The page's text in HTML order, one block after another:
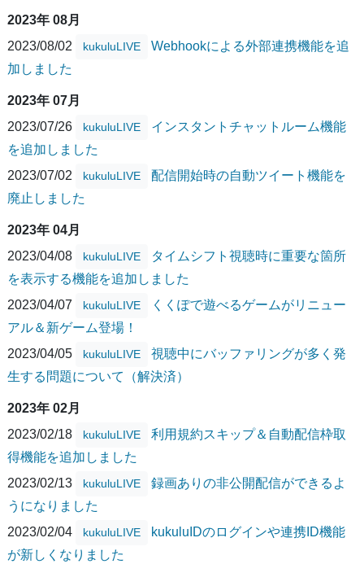
2023年 08月
2023/08/02
kukuluLIVE
Webhookによる外部連携機能を追
加しました
2023年 07月
2023/07/26
kukuluLIVE
インスタントチャットルーム機能
を追加しました
2023/07/02
kukuluLIVE
配信開始時の自動ツイート機能を
廃止しました
2023年 04月
2023/04/08
kukuluLIVE
タイムシフト視聴時に重要な箇所
を表示する機能を追加しました
2023/04/07
kukuluLIVE
くくぽで遊べるゲームがリニュー
アル＆新ゲーム登場！
2023/04/05
kukuluLIVE
視聴中にバッファリングが多く発
生する問題について（解決済）
2023年 02月
2023/02/18
kukuluLIVE
利用規約スキップ＆自動配信枠取
得機能を追加しました
2023/02/13
kukuluLIVE
録画ありの非公開配信ができるよ
うになりました
2023/02/04
kukuluLIVE
kukuluIDのログインや連携ID機能
が新しくなりました